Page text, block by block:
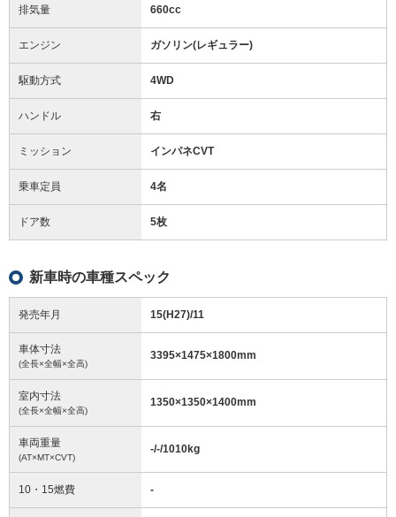
排気量 660cc
エンジン ガソリン(レギュラー)
駆動方式 4WD
ハンドル 右
ミッション インパネCVT
乗車定員 4名
ドア数 5枚
新車時の車種スペック
発売年月 15(H27)/11
車体寸法
(全長×全幅×全高)
3395×1475×1800mm
室内寸法
(全長×全幅×全高)
1350×1350×1400mm
車両重量
(AT×MT×CVT)
-/-/1010kg
10・15燃費 -